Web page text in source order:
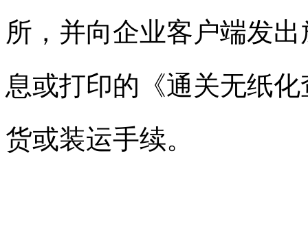
所，并向企业客户端发
息或打印的《通关无纸化
货或装运手续。